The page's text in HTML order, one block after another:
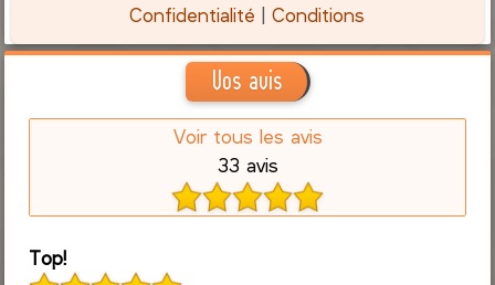
Confidentialité |Conditions
Vos avis
Voir tous les avis
33 avis
Top!